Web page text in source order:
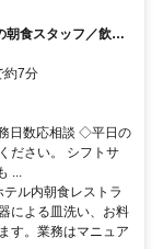
朝食スタッフ／飲食
約7分
日数応相談 ◇平日の
ださい。 シフトサ
...
ル内朝食レストラ
による皿洗い、お料
す。業務はマニュア